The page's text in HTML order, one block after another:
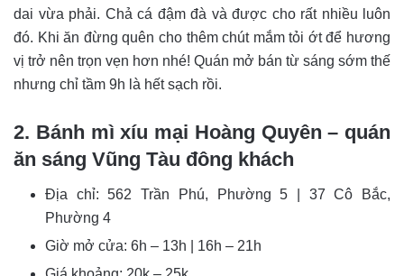
dai vừa phải. Chả cá đậm đà và được cho rất nhiều luôn
đó. Khi ăn đừng quên cho thêm chút mắm tỏi ớt để hương
vị trở nên trọn vẹn hơn nhé! Quán mở bán từ sáng sớm thế
nhưng chỉ tầm 9h là hết sạch rồi.
2. Bánh mì xíu mại Hoàng Quyên – quán
ăn sáng Vũng Tàu đông khách
Địa chỉ: 562 Trần Phú, Phường 5 | 37 Cô Bắc,
Phường 4
Giờ mở cửa: 6h – 13h | 16h – 21h